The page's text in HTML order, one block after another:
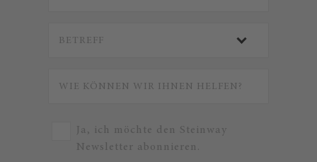
Ja, ich möchte den Steinway
Newsletter abonnieren.